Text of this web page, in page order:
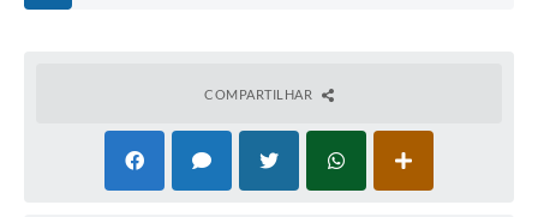
COMPARTILHAR